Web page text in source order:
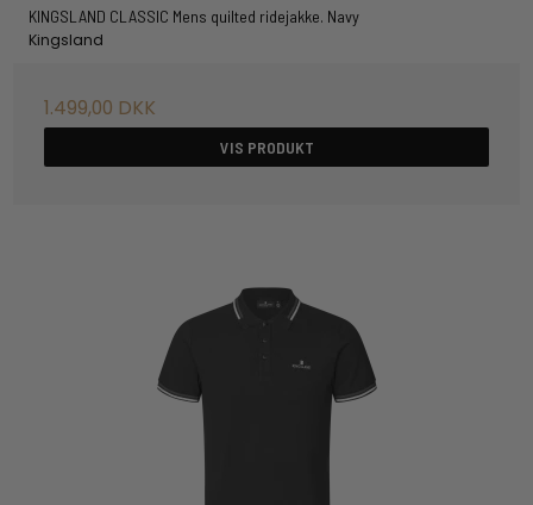
KINGSLAND CLASSIC Mens quilted ridejakke. Navy
Kingsland
1.499,00 DKK
VIS PRODUKT